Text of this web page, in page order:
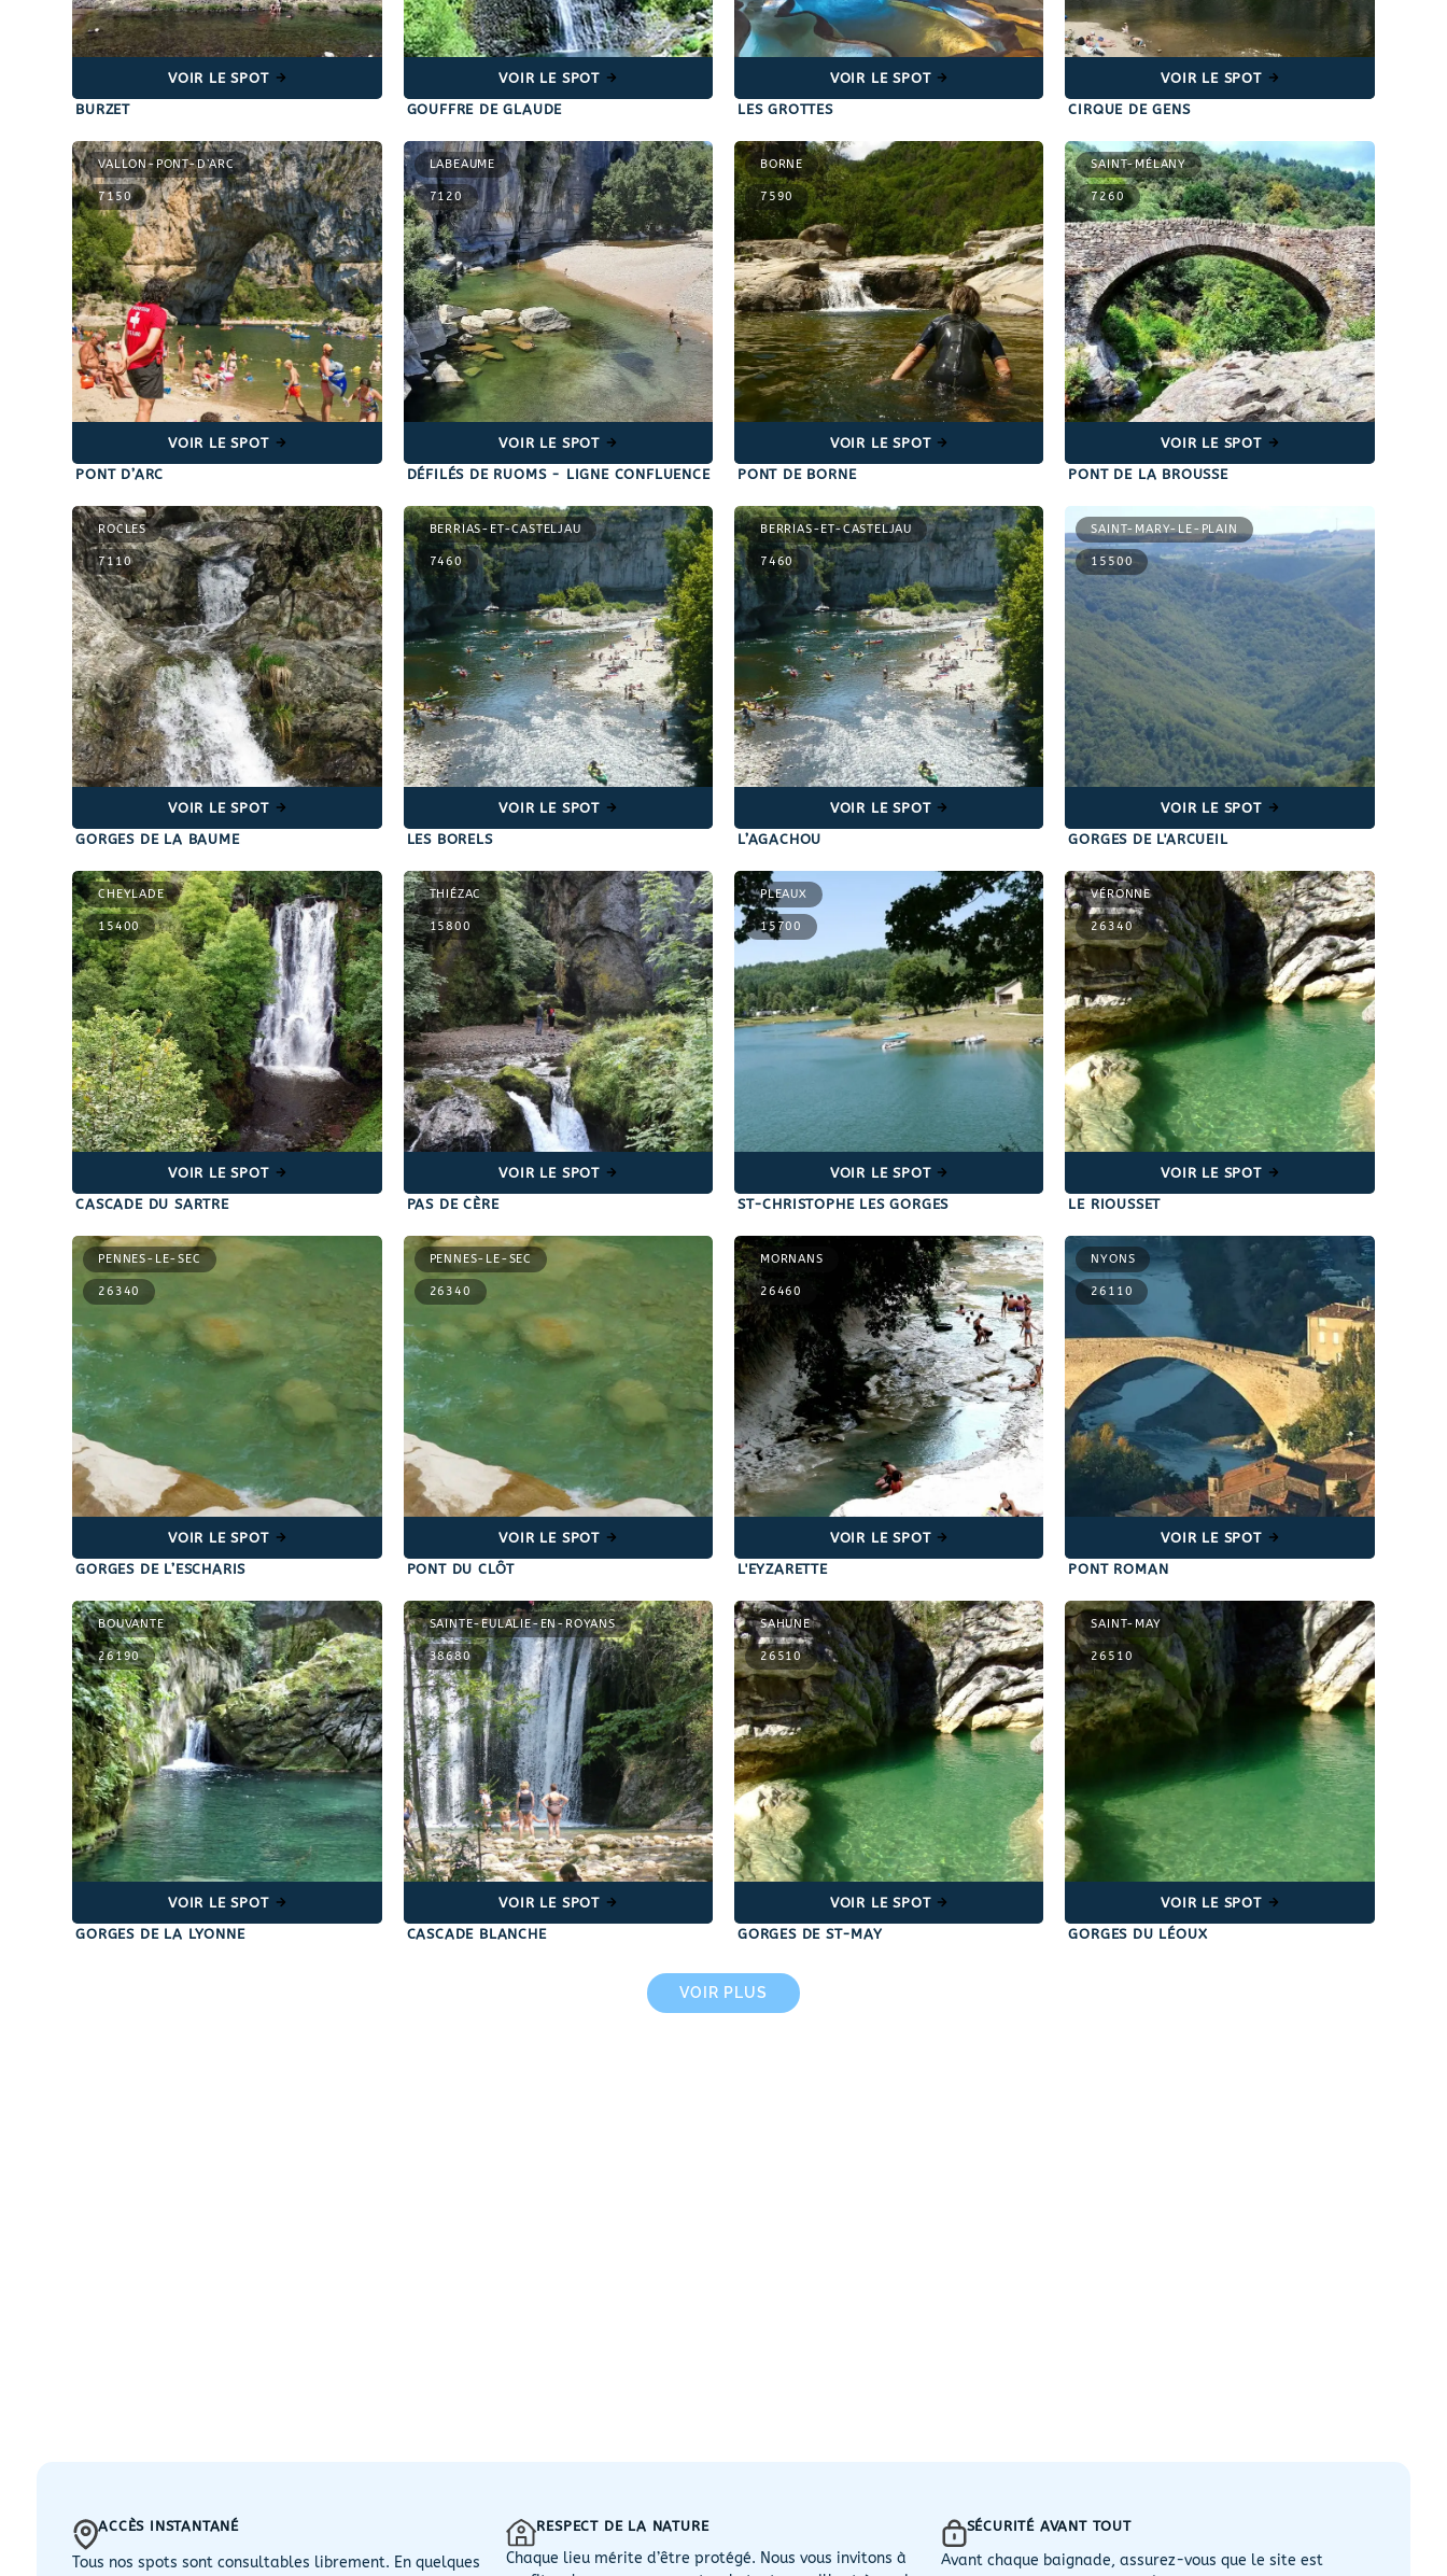
VOIR LE SPOT
BURZET
VOIR LE SPOT
GOUFFRE DE GLAUDE
VOIR LE SPOT
LES GROTTES
VOIR LE SPOT
CIRQUE DE GENS
VALLON-PONT-D’ARC
7150
VOIR LE SPOT
PONT D’ARC
LABEAUME
7120
VOIR LE SPOT
DÉFILÉS DE RUOMS - LIGNE CONFLUENCE
BORNE
7590
VOIR LE SPOT
PONT DE BORNE
SAINT-MÉLANY
7260
VOIR LE SPOT
PONT DE LA BROUSSE
ROCLES
7110
VOIR LE SPOT
GORGES DE LA BAUME
BERRIAS-ET-CASTELJAU
7460
VOIR LE SPOT
LES BORELS
BERRIAS-ET-CASTELJAU
7460
VOIR LE SPOT
L’AGACHOU
SAINT-MARY-LE-PLAIN
15500
VOIR LE SPOT
GORGES DE L'ARCUEIL
CHEYLADE
15400
VOIR LE SPOT
CASCADE DU SARTRE
THIÉZAC
15800
VOIR LE SPOT
PAS DE CÈRE
PLEAUX
15700
VOIR LE SPOT
ST-CHRISTOPHE LES GORGES
VÉRONNE
26340
VOIR LE SPOT
LE RIOUSSET
PENNES-LE-SEC
26340
VOIR LE SPOT
GORGES DE L’ESCHARIS
PENNES-LE-SEC
26340
VOIR LE SPOT
PONT DU CLÔT
MORNANS
26460
VOIR LE SPOT
L'EYZARETTE
NYONS
26110
VOIR LE SPOT
PONT ROMAN
BOUVANTE
26190
VOIR LE SPOT
GORGES DE LA LYONNE
SAINTE-EULALIE-EN-ROYANS
38680
VOIR LE SPOT
CASCADE BLANCHE
SAHUNE
26510
VOIR LE SPOT
GORGES DE ST-MAY
SAINT-MAY
26510
VOIR LE SPOT
GORGES DU LÉOUX
VOIR PLUS
ACCÈS INSTANTANÉ
Tous nos spots sont consultables librement. En quelques
RESPECT DE LA NATURE
Chaque lieu mérite d’être protégé. Nous vous invitons à
SÉCURITÉ AVANT TOUT
Avant chaque baignade, assurez-vous que le site est